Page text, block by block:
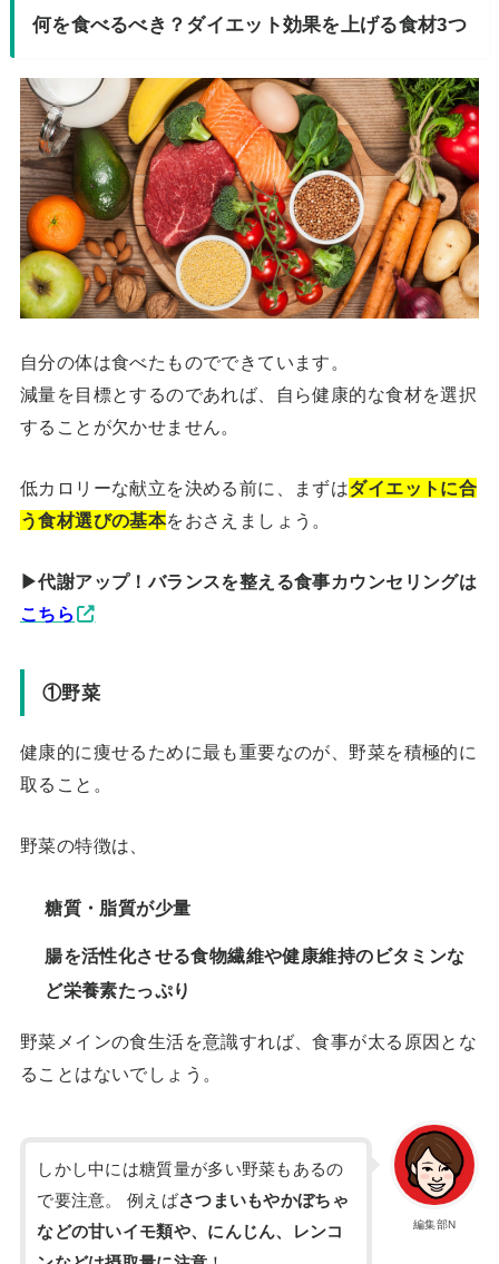
何を食べるべき？ダイエット効果を上げる食材3つ
自分の体は食べたものでできています。
減量を目標とするのであれば、自ら健康的な食材を選択
することが欠かせません。
低カロリーな献立を決める前に、まずはダイエットに合
う食材選びの基本をおさえましょう。
▶︎代謝アップ！バランスを整える食事カウンセリングは
こちら
①野菜
健康的に痩せるために最も重要なのが、野菜を積極的に
取ること。
野菜の特徴は、
糖質・脂質が少量
腸を活性化させる食物繊維や健康維持のビタミンな
ど栄養素たっぷり
野菜メインの食生活を意識すれば、食事が太る原因とな
ることはないでしょう。
編集部N
しかし中には糖質量が多い野菜もあるの
で要注意。 例えばさつまいもやかぼちゃ
などの甘いイモ類や、にんじん、レンコ